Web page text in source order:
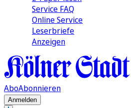
Service FAQ
Online Service
Leserbriefe
Anzeigen
AboAbonnieren
Anmelden